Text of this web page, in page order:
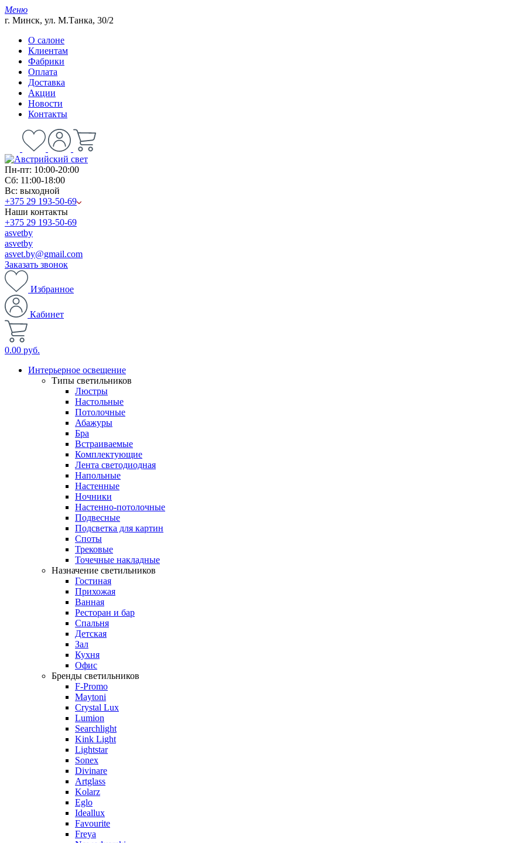
Меню
г. Минск, ул. М.Танка, 30/2
О салоне
Клиентам
Фабрики
Оплата
Доставка
Акции
Новости
Контакты
Пн-пт: 10:00-20:00
Сб: 11:00-18:00
Вс: выходной
+375 29 193-50-69
Наши контакты
+375 29 193-50-69
asvetby
asvetby
asvet.by@gmail.com
Заказать звонок
Избранное
Кабинет
0.00 руб.
Интерьерное освещение
Типы светильников
Люстры
Настольные
Потолочные
Абажуры
Бра
Встраиваемые
Комплектующие
Лента светодиодная
Напольные
Настенные
Ночники
Настенно-потолочные
Подвесные
Подсветка для картин
Споты
Трековые
Точечные накладные
Назначение светильников
Гостиная
Прихожая
Ванная
Ресторан и бар
Спальня
Детская
Зал
Кухня
Офис
Бренды светильников
F-Promo
Maytoni
Crystal Lux
Lumion
Searchlight
Kink Light
Lightstar
Sonex
Divinare
Artglass
Kolarz
Eglo
Ideallux
Favourite
Freya